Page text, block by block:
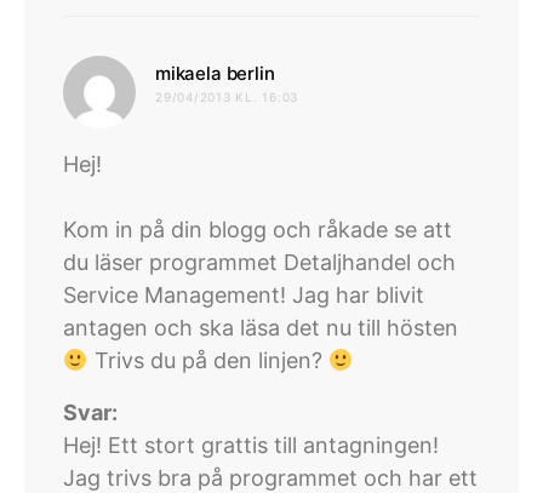
mikaela berlin
29/04/2013 KL. 16:03
Hej!
Kom in på din blogg och råkade se att
du läser programmet Detaljhandel och
Service Management! Jag har blivit
antagen och ska läsa det nu till hösten
Trivs du på den linjen?
Svar:
Hej! Ett stort grattis till antagningen!
Jag trivs bra på programmet och har ett